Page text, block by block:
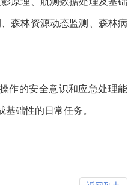
森林资源动态监测、森林病
作的安全意识和应急处理能
础性的日常任务。